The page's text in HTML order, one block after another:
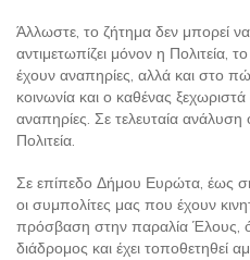
Άλλωστε, το ζήτημα δεν μπορεί
αντιμετωπίζει μόνον η Πολιτεία,
έχουν αναπηρίες, αλλά και στο
κοινωνία και ο καθένας
αναπηρίες. Σε τελευταία ανάλυση
Πολιτεία.
Σε επίπεδο Δήμου Ευρώτα, έως
οι συμπολίτες μας που έχουν
πρόσβαση στην παραλία Έλους,
διάδρομος και έχει τοποθετηθεί